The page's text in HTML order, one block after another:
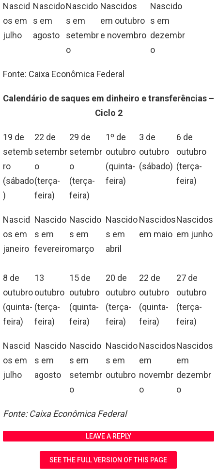
Nascid
os em
julho
Nascido
s em
agosto
Nascido
s em
setembr
o
Nascidos
em outubro
e novembro
Nascido
s em
dezembr
o
Fonte: Caixa Econômica Federal
Calendário de saques em dinheiro e transferências –
Ciclo 2
19 de
setemb
ro
(sábado
)
22 de
setembr
o
(terça-
feira)
29 de
setembr
o
(terça-
feira)
1º de
outubro
(quinta-
feira)
3 de
outubro
(sábado)
6 de
outubro
(terça-
feira)
Nascid
os em
janeiro
Nascido
s em
fevereiro
Nascido
s em
março
Nascido
s em
abril
Nascidos
em maio
Nascidos
em junho
8 de
outubro
(quinta-
feira)
13
outubro
(terça-
feira)
15 de
outubro
(quinta-
feira)
20 de
outubro
(terça-
feira)
22 de
outubro
(quinta-
feira)
27 de
outubro
(terça-
feira)
Nascid
os em
julho
Nascido
s em
agosto
Nascido
s em
setembr
o
Nascido
s em
outubro
Nascidos
em
novembr
o
Nascidos
em
dezembr
o
Fonte: Caixa Econômica Federal
LEAVE A REPLY
SEE THE FULL VERSION OF THIS PAGE